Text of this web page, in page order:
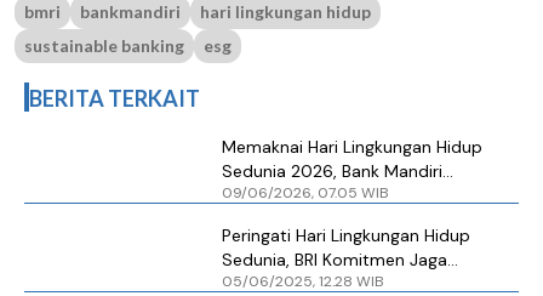
bmri bankmandiri
hari lingkungan hidup
sustainable banking
esg
BERITA TERKAIT
Memaknai Hari Lingkungan Hidup
Sedunia 2026, Bank Mandiri
Lanjutkan Akselerasi Keberlanjutan
09/06/2026, 07.05 WIB
Peringati Hari Lingkungan Hidup
Sedunia, BRI Komitmen Jaga
Ekosistem Lingkungan Lewat BRI
05/06/2025, 12.28 WIB